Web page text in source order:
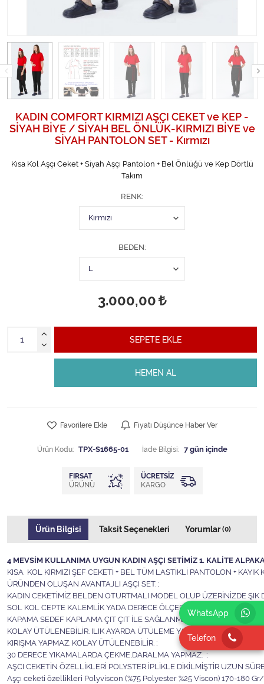
WhatsApp
Telefon
KADIN COMFORT KIRMIZI AŞÇI CEKET ve KEP -
SİYAH BİYE / SİYAH BEL ÖNLÜK-KIRMIZI BİYE ve
SİYAH PANTOLON SET - Kırmızı
Kısa Kol Aşçı Ceket + Siyah Aşçı Pantolon + Bel Önlüğü ve Kep Dörtlü
Takım
RENK
BEDEN
3.000,00
SEPETE EKLE
HEMEN AL
Favorilere Ekle Fiyatı Düşünce Haber Ver
Ürün Kodu: TPX-S1665-01 İade Bilgisi:
FIRSAT
ÜRÜNÜ
ÜCRETSIZ
KARGO
Ürün Bilgisi Taksit Seçenekleri Yorumlar(0)
4 MEVSİM KULLANIMA UYGUN KADIN AŞÇI SETİMİZ 1. KALİTE
KISA KOL KIRMIZI ŞEF CEKETİ + BEL TÜM LASTİKLİ PANTOLON +
ÜRÜNDEN OLUŞAN AVANTAJLI AŞÇI SET. ;
KADIN CEKETİMİZ BELDEN OTURTMALI MODEL OLUP ÜZERİNİZDE ŞIK
SOL KOL CEPTE KALEMLİK YADA DERECE ÖLÇER CEBİ VARDIR. ;
KAPAMA SEDEF KAPLAMA ÇIT ÇIT İLE SAĞLANMAKTADIR. ;
KOLAY ÜTÜLENEBİLİR. ILIK AYARDA ÜTÜLEME YAPILABİLİR ;
KIRIŞMA YAPMAZ. KOLAY ÜTÜLENEBİLİR. ;
30 DERECE YIKAMALARDA ÇEKME,DARALMA YAPMAZ. ;
AŞCI CEKETİN ÖZELLİKLERİ POLYSTER İPLİKLE DİKİLMİŞTİR UZUN
Aşçı ceketi özellikleri Polyviscon (%75 Polyester %25 Viscon) 170-180